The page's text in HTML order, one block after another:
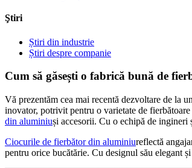
Ştiri
Știri din industrie
Știri despre companie
Cum să găsești o fabrică bună de
Vă prezentăm cea mai recentă dezvoltare de la
inovator, potrivit pentru o varietate de
din aluminiuși accesorii. Cu o echipă de
Ciocurile de fierbător din aluminiureflectă
pentru orice bucătărie. Cu designul său elegant